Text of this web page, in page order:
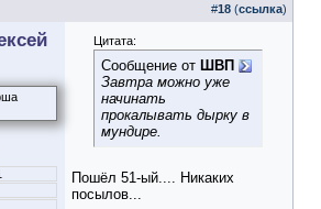
#18 (ссылка)
Цитата:
Сообщение от ШВП
Завтра можно уже
начинать
прокалывать дырку в
мундире.
Пошёл 51-ый.... Никаких
посылов...